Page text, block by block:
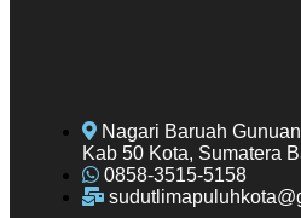
Nagari Baruah
Kab 50 Kota, Sumatera
0858-3515-5158